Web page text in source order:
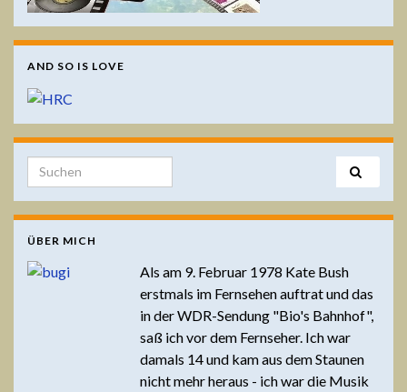
AND SO IS LOVE
Search for:
ÜBER MICH
Als am 9. Februar 1978 Kate Bush
erstmals im Fernsehen auftrat und das
in der WDR-Sendung "Bio's Bahnhof",
saß ich vor dem Fernseher. Ich war
damals 14 und kam aus dem Staunen
nicht mehr heraus - ich war die Musik